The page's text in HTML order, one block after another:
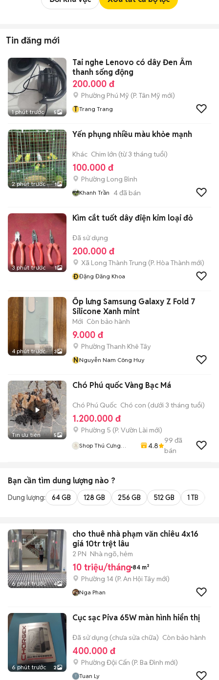
Tin đăng mới
1 phút trước 5
Tai nghe Lenovo có dây Đen Âm
thanh sống động
200.000 đ
Phường Phú Mỹ (P. Tân Mỹ mới)
T Trang Trang
2 phút trước 1
Yến phụng nhiều màu khỏe mạnh
Khác Chim lớn (từ 3 tháng tuổi)
100.000 đ
Phường Long Bình
Khanh Trần 4đã bán
3 phút trước 1
Kìm cắt tuốt dây điện kim loại đỏ
Đã sử dụng
200.000 đ
Xã Long Thành Trung (P. Hòa Thành mới)
ĐĐặng Đăng Khoa
4 phút trước 3
Ốp lưng Samsung Galaxy Z Fold 7
Silicone Xanh mint
Mới Còn bảo hành
9.000 đ
Phường Thanh Khê Tây
NNguyễn Nam Công Huy
Tin ưu tiên 5
Chó Phú quốc Vàng Bạc Má
Chó Phú Quốc Chó con (dưới 3 tháng tuổi)
1.200.000 đ
Phường 5 (P. Vườn Lài mới)
Shop Thú Cưng
4.8
99 đã
bán
Bạn cần tìm dung lượng nào ?
Dung lượng: 64 GB 128 GB 256 GB 512 GB 1 TB
6 phút trước 4
cho thuê nhà phạm văn chiêu 4x16
giá 10tr trệt lâu
2 PN Nhà ngõ, hẻm
10 triệu/tháng 84 m²
Phường 14 (P. An Hội Tây mới)
Nga Phan
6 phút trước 2
Cục sạc Piva 65W màn hình hiển thị
Đã sử dụng (chưa sửa chữa) Còn bảo hành
400.000 đ
Phường Đội Cấn (P. Ba Đình mới)
Tuan Ly